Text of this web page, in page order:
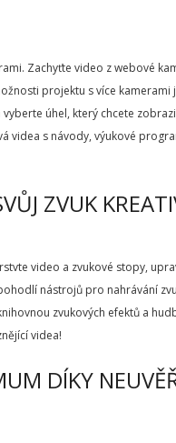
Zachyťte video z webové
projektu s více kamerami
úhel, který chcete
s návody, výukové
ZVUK
video a zvukové stopy,
nástrojů pro nahrávání
zvukových efektů a
videa!
DÍKY